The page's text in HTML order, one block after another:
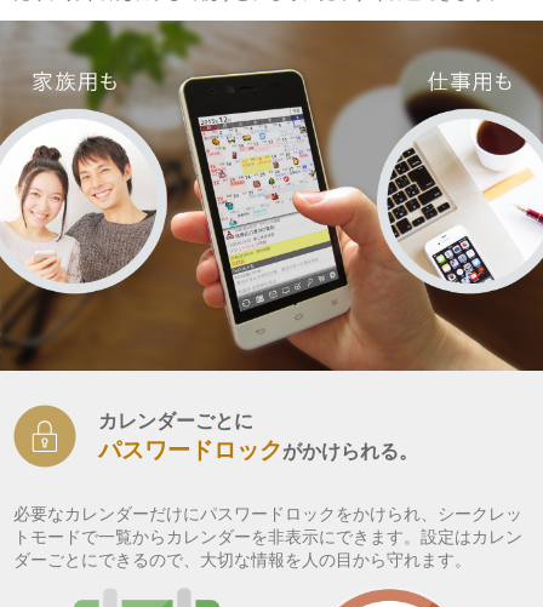
カレンダーごとに
パスワードロックがかけられる。
必要なカレンダーだけにパスワードロックをかけられ、シークレッ
トモードで一覧からカレンダーを非表示にできます。設定はカレン
ダーごとにできるので、大切な情報を人の目から守れます。